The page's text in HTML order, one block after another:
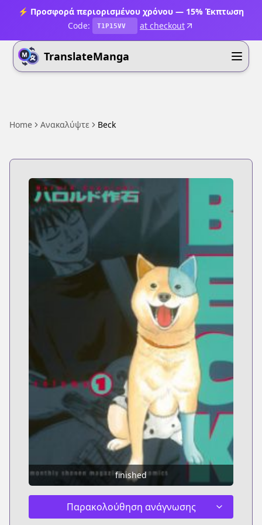
⚡ Προσφορά περιορισμένου χρόνου — 15% Έκπτωση
Code:
T1P15VV at checkout
TranslateManga
Home Ανακαλύψτε Beck
finished
Παρακολούθηση ανάγνωσης